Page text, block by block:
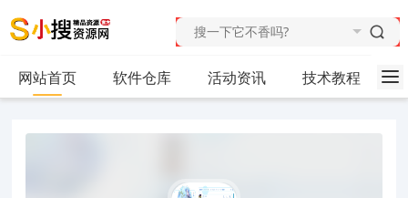
网站首页 软件仓库 活动资讯 技术教程